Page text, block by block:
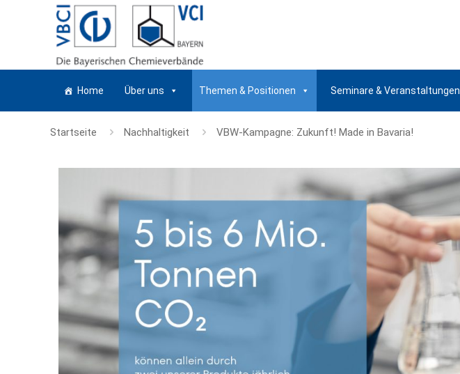
Home Über uns Themen & Positionen Seminare & Veranstaltungen
Startseite Nachhaltigkeit VBW-Kampagne: Zukunft! Made in Bavaria!